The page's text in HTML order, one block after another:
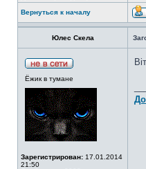
Вернуться к началу
Юлес Скела
Ёжик в тумане
Зарегистрирован: 17.01.2014
21:50